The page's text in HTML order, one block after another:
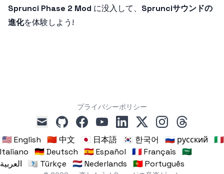
Sprunci Phase 2 Mod に没入して、 Sprunciサウンドの
進化を体験しよう!
プライバシーポリシー
mail
githubfacebookyoutubelinkedin
x instagramthreads
🇺🇸 English 🇨🇳 中文 🇯🇵 日本語 🇰🇷 한국어 🇷🇺 русский
🇮🇹
Italiano
🇩🇪 Deutsch 🇪🇸 Español 🇫🇷 Français
🇸🇦
العربية
🇹🇷 Türkçe 🇳🇱 Nederlands 🇵🇹 Português